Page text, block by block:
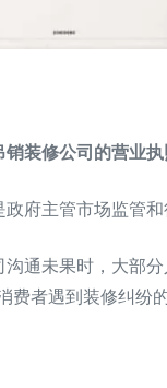
装修公司的营业执
府主管市场监管和
通未果时，大部
费者遇到装修纠纷